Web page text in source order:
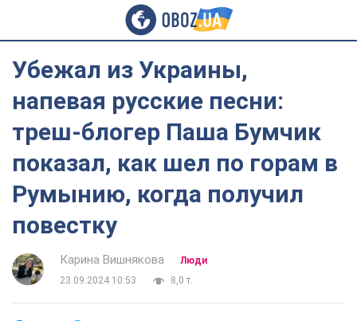
Убежал из Украины,
напевая русские песни:
треш-блогер Паша Бумчик
показал, как шел по горам в
Румынию, когда получил
повестку
Карина Вишнякова
Люди
23.09.2024 10:53
8,0 т.